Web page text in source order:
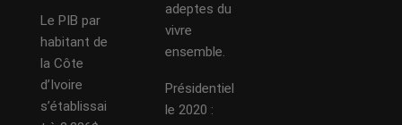
Le PIB par
habitant de
la Côte
d’Ivoire
s’établissai
adeptes du
vivre
ensemble.
Présidentiel
le 2020 :